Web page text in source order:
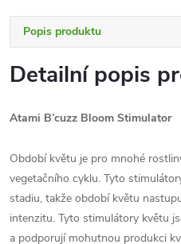
Popis produktu
Detailní popis
Atami B’cuzz Bloom Stimulator
Období květu je pro mnohé
vegetačního cyklu. Tyto
stadiu, takže období květu
intenzitu. Tyto stimulátory květu
a podporují mohutnou produkci